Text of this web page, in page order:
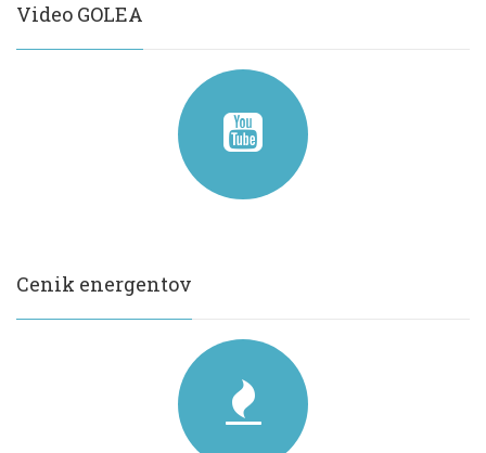
Video GOLEA
Cenik energentov